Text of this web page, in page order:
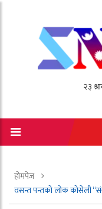
होमपेज
वसन्त पन्तको लोक कोसेली